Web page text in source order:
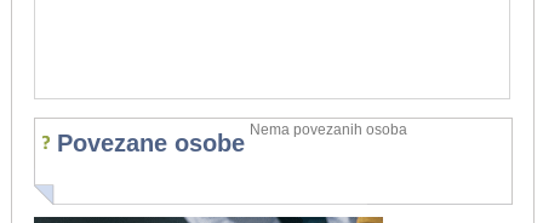
Povezane osobe Nema povezanih osoba